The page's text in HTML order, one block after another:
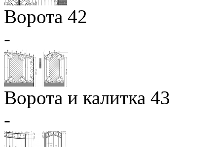
Ворота 42
-
Ворота и калитка 43
-